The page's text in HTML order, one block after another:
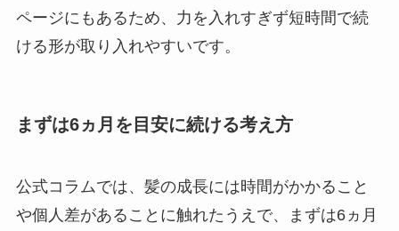
ページにもあるため、力を入れすぎず短時間で続
ける形が取り入れやすいです。
まずは6ヵ月を目安に続ける考え方
公式コラムでは、髪の成長には時間がかかること
や個人差があることに触れたうえで、まずは6ヵ月